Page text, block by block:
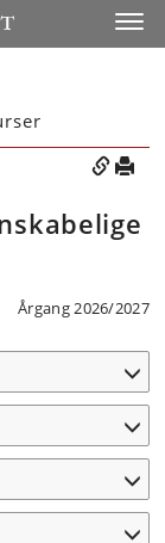
Årgang 2026/2027